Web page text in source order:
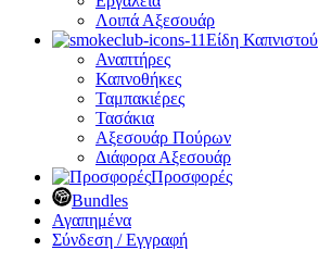
Λοιπά Αξεσουάρ
Είδη Καπνιστού
Αναπτήρες
Καπνοθήκες
Ταμπακιέρες
Τασάκια
Αξεσουάρ Πούρων
Διάφορα Αξεσουάρ
Προσφορές
Bundles
Αγαπημένα
Σύνδεση / Εγγραφή